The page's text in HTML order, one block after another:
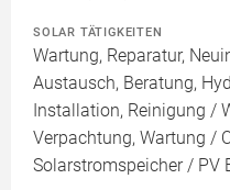
SOLAR TÄTIGKEITEN
Wartung, Reparatur,
Austausch, Beratung,
Installation, Reinigung /
Verpachtung, Wartung /
Solarstromspeicher / PV